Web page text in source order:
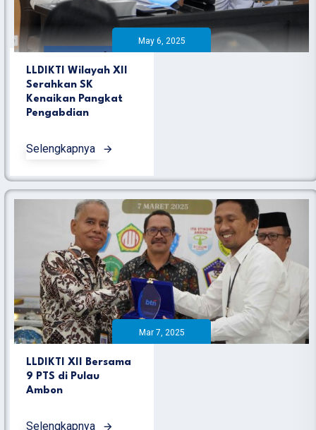
May 6, 2025
LLDIKTI Wilayah XII
Serahkan SK
Kenaikan Pangkat
Pengabdian
Selengkapnya
Mar 7, 2025
LLDIKTI XII Bersama
9 PTS di Pulau
Ambon
Selengkapnya